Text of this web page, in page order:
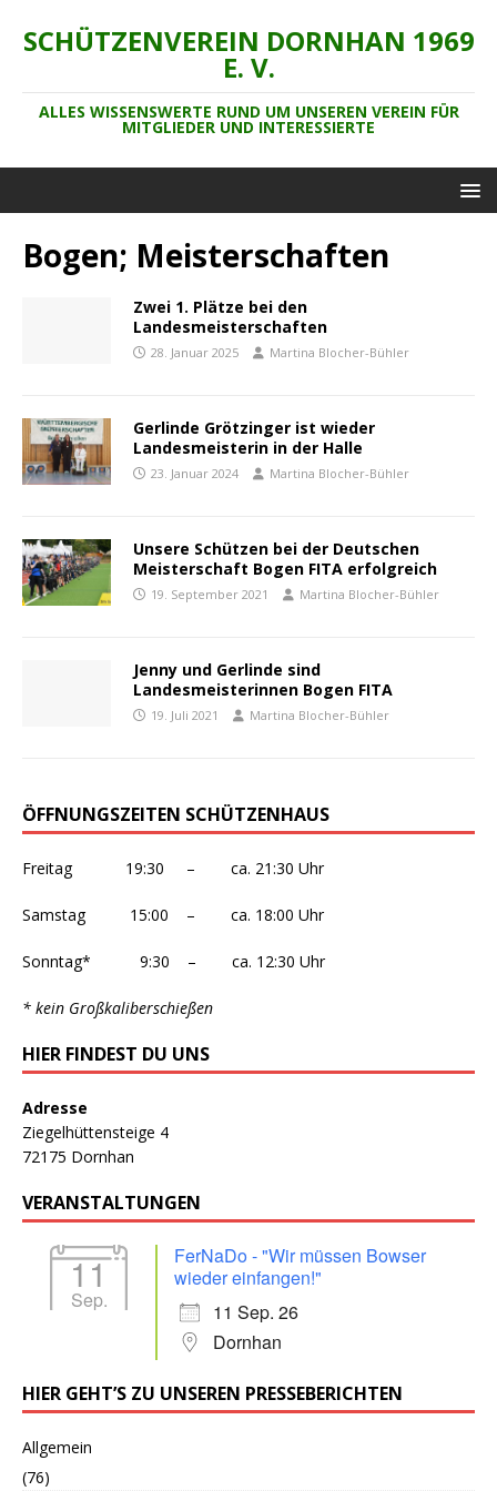
SCHÜTZENVEREIN DORNHAN 1969
E. V.
ALLES WISSENSWERTE RUND UM UNSEREN VEREIN FÜR
MITGLIEDER UND INTERESSIERTE
Bogen; Meisterschaften
Zwei 1. Plätze bei den
Landesmeisterschaften
28. Januar 2025 Martina Blocher-Bühler
Gerlinde Grötzinger ist wieder
Landesmeisterin in der Halle
23. Januar 2024 Martina Blocher-Bühler
Unsere Schützen bei der Deutschen
Meisterschaft Bogen FITA erfolgreich
19. September 2021 Martina Blocher-Bühler
Jenny und Gerlinde sind
Landesmeisterinnen Bogen FITA
19. Juli 2021 Martina Blocher-Bühler
ÖFFNUNGSZEITEN SCHÜTZENHAUS
Freitag 19:30 – ca. 21:30 Uhr
Samstag 15:00 – ca. 18:00 Uhr
Sonntag* 9:30 – ca. 12:30 Uhr
* kein Großkaliberschießen
HIER FINDEST DU UNS
Adresse
Ziegelhüttensteige 4
72175 Dornhan
VERANSTALTUNGEN
11
Sep.
FerNaDo - "Wir müssen Bowser
wieder einfangen!"
11 Sep. 26
Dornhan
HIER GEHT’S ZU UNSEREN PRESSEBERICHTEN
Allgemein
(76)